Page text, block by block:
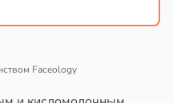
Faceology